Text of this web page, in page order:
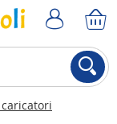
caricatori